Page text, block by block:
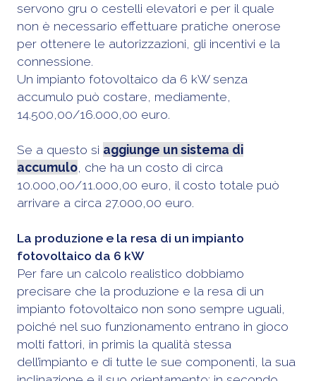
servono gru o cestelli elevatori e per il quale
non è necessario effettuare pratiche onerose
per ottenere le autorizzazioni, gli incentivi e la
connessione.
Un impianto fotovoltaico da 6 kW senza
accumulo può costare, mediamente,
14.500,00/16.000,00 euro.
Se a questo si aggiunge un sistema di
accumulo, che ha un costo di circa
10.000,00/11.000,00 euro, il costo totale può
arrivare a circa 27.000,00 euro.
La produzione e la resa di un impianto
fotovoltaico da 6 kW
Per fare un calcolo realistico dobbiamo
precisare che la produzione e la resa di un
impianto fotovoltaico non sono sempre uguali,
poiché nel suo funzionamento entrano in gioco
molti fattori, in primis la qualità stessa
dell’impianto e di tutte le sue componenti, la sua